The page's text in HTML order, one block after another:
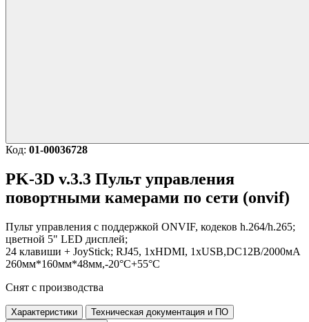
Код: 01-00036728
PK-3D v.3.3 Пульт управления
повортными камерами по сети (onvif)
Пульт управления с поддержкой ONVIF, кодеков h.264/h.265;
цветной 5" LED дисплей;
24 клавиши + JoyStick; RJ45, 1xHDMI, 1xUSB,DC12В/2000мА
260мм*160мм*48мм,-20°C+55°C
Снят с производства
Характеристики
Техническая документация и ПО